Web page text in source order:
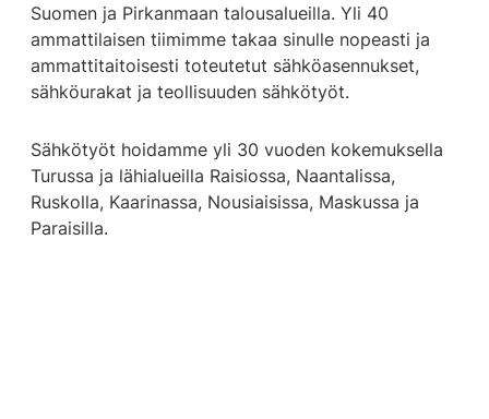
Suomen ja Pirkanmaan talousalueilla. Yli 40
ammattilaisen tiimimme takaa sinulle nopeasti ja
ammattitaitoisesti toteutetut sähköasennukset,
sähköurakat ja teollisuuden sähkötyöt.
Sähkötyöt hoidamme yli 30 vuoden kokemuksella
Turussa ja lähialueilla Raisiossa, Naantalissa,
Ruskolla, Kaarinassa, Nousiaisissa, Maskussa ja
Paraisilla.